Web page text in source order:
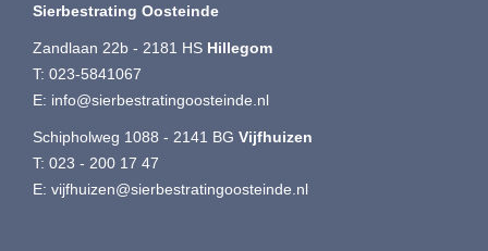
Sierbestrating Oosteinde
Zandlaan 22b - 2181 HS Hillegom
T: 023-5841067
E: info@sierbestratingoosteinde.nl
Schipholweg 1088 - 2141 BG Vijfhuizen
T: 023 - 200 17 47
E: vijfhuizen@sierbestratingoosteinde.nl